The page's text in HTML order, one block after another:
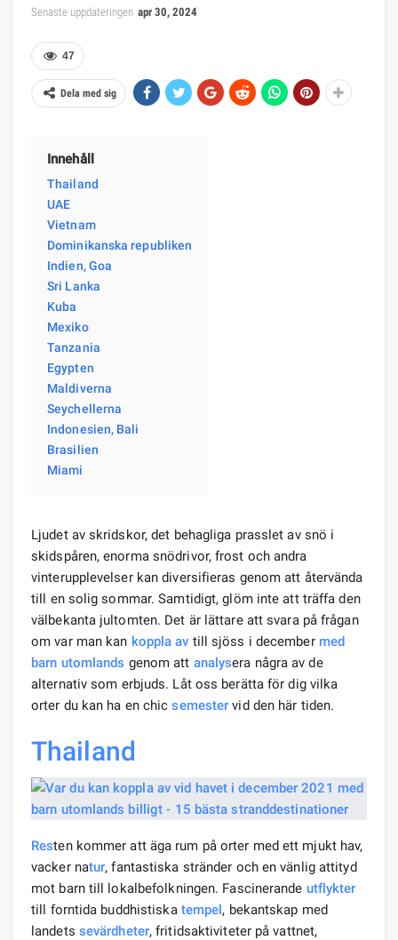
Senaste uppdateringen apr 30, 2024
47
Dela med sig
Innehåll
Thailand
UAE
Vietnam
Dominikanska republiken
Indien, Goa
Sri Lanka
Kuba
Mexiko
Tanzania
Egypten
Maldiverna
Seychellerna
Indonesien, Bali
Brasilien
Miami
Ljudet av skridskor, det behagliga prasslet av snö i
skidspåren, enorma snödrivor, frost och andra
vinterupplevelser kan diversifieras genom att återvända
till en solig sommar. Samtidigt, glöm inte att träffa den
välbekanta jultomten. Det är lättare att svara på frågan
om var man kan koppla av till sjöss i december med
barn utomlands genom att analysera några av de
alternativ som erbjuds. Låt oss berätta för dig vilka
orter du kan ha en chicsemester vid den här tiden.
Thailand
Resten kommer att äga rum på orter med ett mjukt hav,
vacker natur, fantastiska stränder och en vänlig attityd
mot barn till lokalbefolkningen. Fascinerande utflykter
till forntida buddhistiska tempel, bekantskap med
landets sevärdheter, fritidsaktiviteter på vattnet,